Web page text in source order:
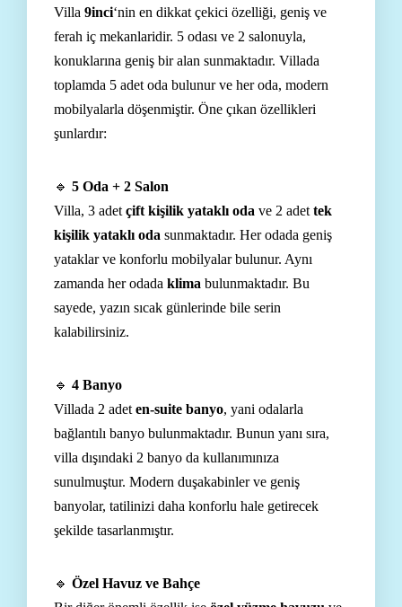
Villa 9inci‘nin en dikkat çekici özelliği, geniş ve
ferah iç mekanlaridir. 5 odası ve 2 salonuyla,
konuklarına geniş bir alan sunmaktadır. Villada
toplamda 5 adet oda bulunur ve her oda, modern
mobilyalarla döşenmiştir. Öne çıkan özellikleri
şunlardır:
🔹 5 Oda + 2 Salon
Villa, 3 adet çift kişilik yataklı oda ve 2 adet tek
kişilik yataklı oda sunmaktadır. Her odada geniş
yataklar ve konforlu mobilyalar bulunur. Aynı
zamanda her odada klima bulunmaktadır. Bu
sayede, yazın sıcak günlerinde bile serin
kalabilirsiniz.
🔹 4 Banyo
Villada 2 adet en-suite banyo, yani odalarla
bağlantılı banyo bulunmaktadır. Bunun yanı sıra,
villa dışındaki 2 banyo da kullanımınıza
sunulmuştur. Modern duşakabinler ve geniş
banyolar, tatilinizi daha konforlu hale getirecek
şekilde tasarlanmıştır.
🔹 Özel Havuz ve Bahçe